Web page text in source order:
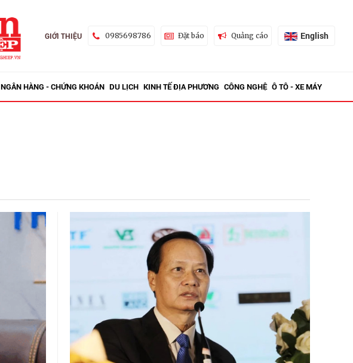
GIỚI THIỆU 0985698786 Đặt báo Quảng cáo English
NGÂN HÀNG - CHỨNG KHOÁN DU LỊCH KINH TẾ ĐỊA PHƯƠNG CÔNG NGHỆ Ô TÔ - XE MÁY